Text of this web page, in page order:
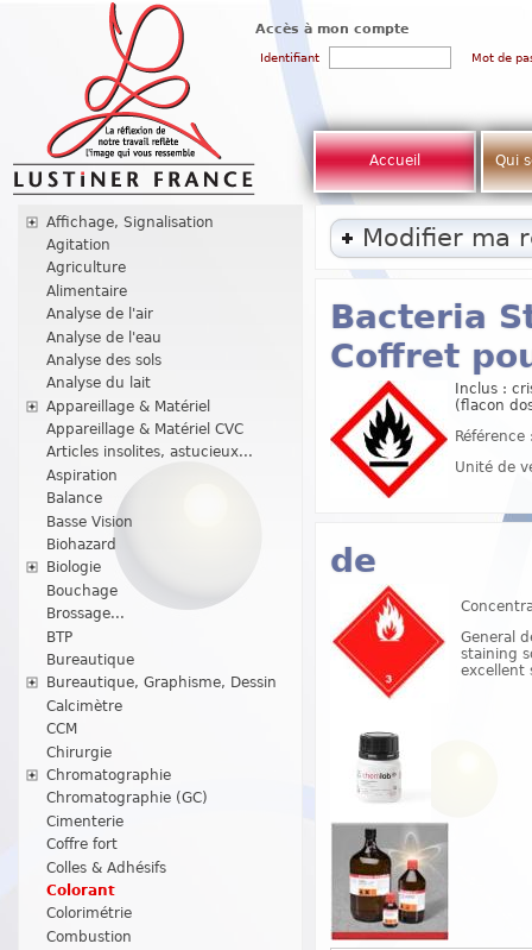
Accès à mon compte
Identifiant Mot de
Accueil Qui
Affichage, Signalisation
Agitation
Agriculture
Alimentaire
Analyse de l'air
Analyse de l'eau
Analyse des sols
Analyse du lait
Appareillage & Matériel
Appareillage & Matériel CVC
Articles insolites, astucieux...
Aspiration
Balance
Basse Vision
Biohazard
Biologie
Bouchage
Brossage...
BTP
Bureautique
Bureautique, Graphisme, Dessin
Calcimètre
CCM
Chirurgie
Chromatographie
Chromatographie (GC)
Cimenterie
Coffre fort
Colles & Adhésifs
Colorant
Colorimétrie
Combustion
Modifier ma
Bacteria
Coffret
Inclus :
(flacon
Unité de
de
General
staining
excellent